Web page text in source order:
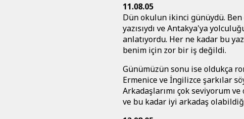
11.08.05
Dün okulun ikinci günüydü. Ben
yazısıydı ve Antakya'ya
anlatıyordu. Her ne kadar bu
benim için zor bir iş değildi.
Günümüzün sonu ise oldukça
Ermenice ve İngilizce şarkılar
Arkadaşlarımı çok seviyorum
ve bu kadar iyi arkadaş